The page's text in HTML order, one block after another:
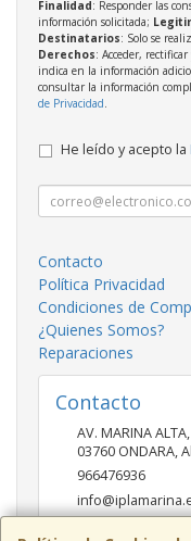
Finalidad: Responder las
información solicitada;
Destinatarios: Solo se
Derechos: Acceder,
indica en la información
consultar la información
de Privacidad.
He leído y acepto la
Contacto
Política Privacidad
Condiciones de
¿Quienes Somos?
Reparaciones
Contacto
AV. MARINA
03760 ONDARA,
966476936